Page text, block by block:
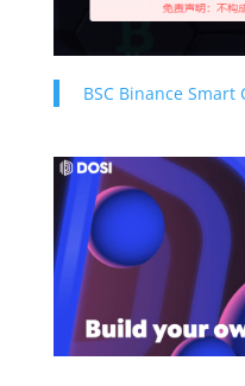
BSC Binance Smart